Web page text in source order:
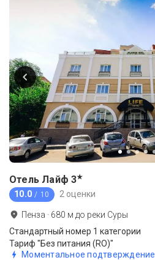
Отель Лайф 3★
10.0 / 10 2 оценки
Пенза · 680 м до реки Суры
Стандартный номер 1 категории
Тариф "Без питания (RO)"
Моментальное подтверждение